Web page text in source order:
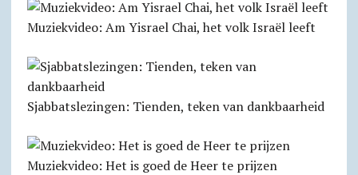
Muziekvideo: Am Yisrael Chai, het volk Israël leeft
Sjabbats­lezingen: Tienden, teken van dankbaarheid
Muziekvideo: Het is goed de Heer te prijzen